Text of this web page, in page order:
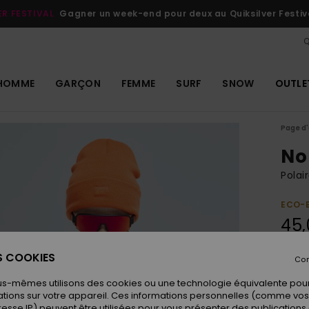
FESTIVAL Gagner un week-end pour deux au Quiksilver
GARÇON FEMME SURF SNOW
Page
ECO-
COOKIES
mêmes utilisons des cookies ou une technologie équivalente
sur votre appareil. Ces informations personnelles (comme